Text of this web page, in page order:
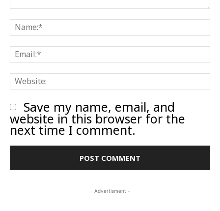
Comment:
Save my name, email, and
website in this browser for the
next time I comment.
- Advertisment -